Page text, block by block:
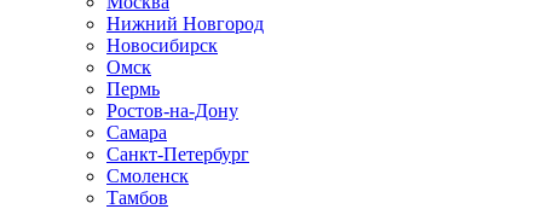
Нижний Новгород
Новосибирск
Омск
Пермь
Ростов-на-Дону
Самара
Санкт-Петербург
Смоленск
Тамбов